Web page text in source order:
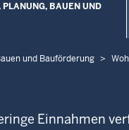
BAUEN UND
und Bauförderung
Einnahmen